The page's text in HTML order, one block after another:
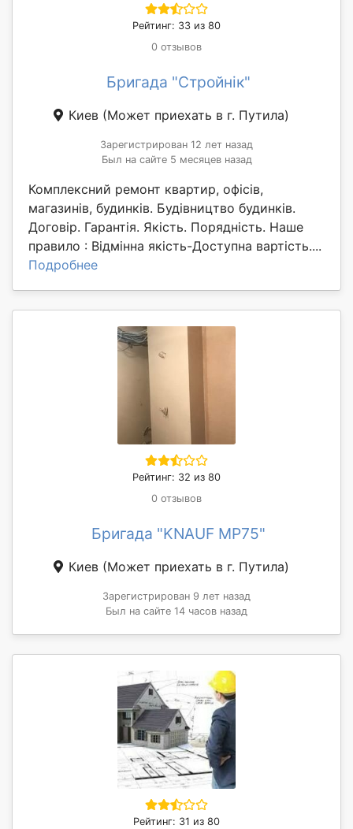
Рейтинг: 33 из 80
0 отзывов
Бригада "Стройнік"
Киев (Может приехать в г. Путила)
Зарегистрирован 12 лет назад
Был на сайте 5 месяцев назад
Комплексний ремонт квартир, офісів,
магазинів, будинків. Будівництво будинків.
Договір. Гарантія. Якість. Порядність. Наше
правило : Відмінна якість-Доступна вартість....
Подробнее
Рейтинг: 32 из 80
0 отзывов
Бригада "KNAUF MP75"
Киев (Может приехать в г. Путила)
Зарегистрирован 9 лет назад
Был на сайте 14 часов назад
Рейтинг: 31 из 80